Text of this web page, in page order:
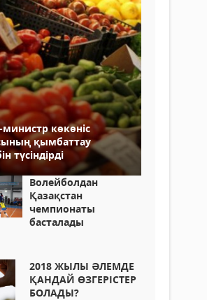
көкөніс
қымбаттау
түсіндірді
Волейболдан
Қазақстан
чемпионаты
басталады
2018 ЖЫЛЫ ӘЛЕМДЕ
ҚАНДАЙ ӨЗГЕРІСТЕР
БОЛАДЫ?